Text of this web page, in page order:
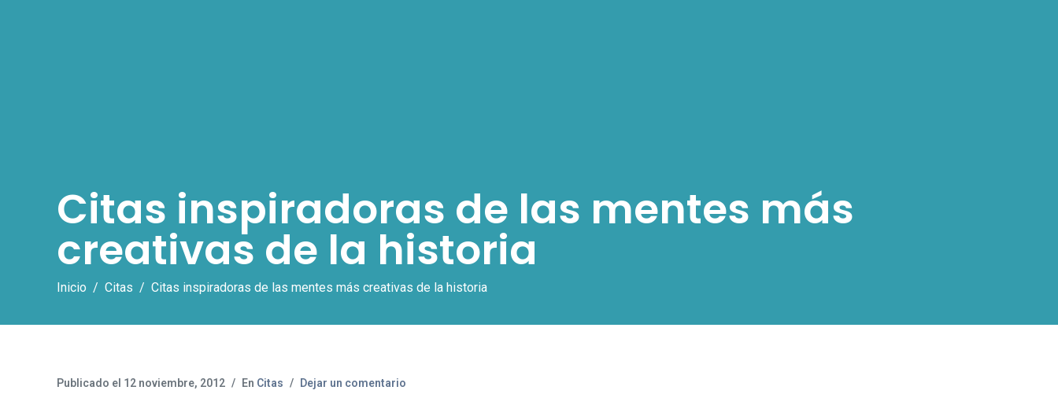
Citas inspiradoras de las mentes más
creativas de la historia
Inicio Citas Citas inspiradoras de las mentes más creativas de la historia
Publicado el 12 noviembre, 2012 En Citas Dejar un comentario